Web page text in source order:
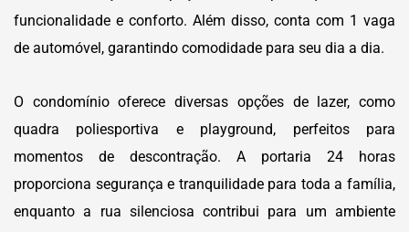
funcionalidade e conforto. Além disso, conta com 1 vaga
de automóvel, garantindo comodidade para seu dia a dia.
O condomínio oferece diversas opções de lazer, como
quadra poliesportiva e playground, perfeitos para
momentos de descontração. A portaria 24 horas
proporciona segurança e tranquilidade para toda a família,
enquanto a rua silenciosa contribui para um ambiente